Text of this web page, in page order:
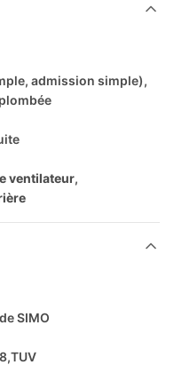
admission simple),
ventilateur,
SIMO